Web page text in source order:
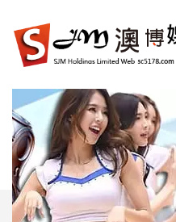
樂
城|
百
家
樂|
運
彩|
天
天